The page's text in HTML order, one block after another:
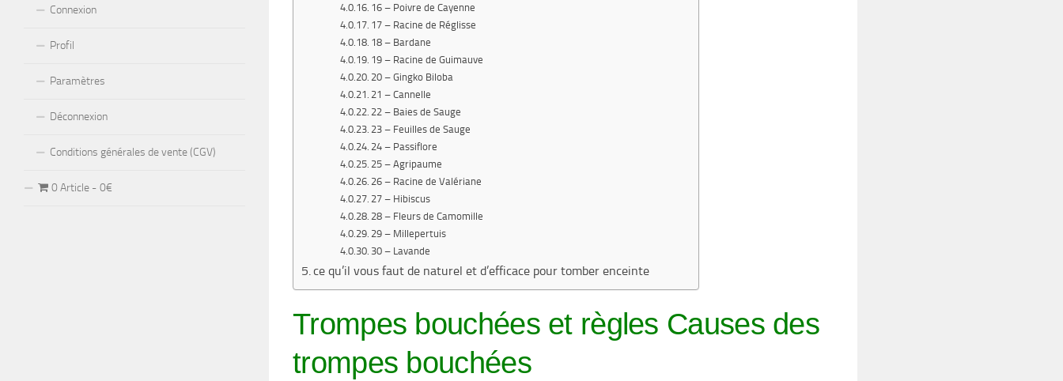
16 – Poivre de Cayenne
17 – Racine de Réglisse
18 – Bardane
19 – Racine de Guimauve
20 – Gingko Biloba
21 – Cannelle
22 – Baies de Sauge
23 – Feuilles de Sauge
24 – Passiflore
25 – Agripaume
26 – Racine de Valériane
27 – Hibiscus
28 – Fleurs de Camomille
29 – Millepertuis
30 – Lavande
ce qu’il vous faut de naturel et d’efficace pour tomber enceinte
Trompes bouchées et règles Causes des
trompes bouchées
Connexion
Profil
Paramètres
Déconnexion
Conditions générales de vente (CGV)
0 Article 0€